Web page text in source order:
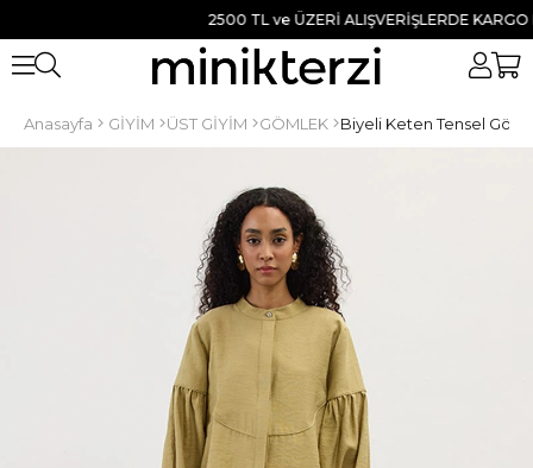
2500 TL ve ÜZERİ ALIŞVERİŞLERDE KARGO
Anasayfa GİYİM ÜST GİYİM GÖMLEK Biyeli Keten Tensel